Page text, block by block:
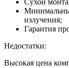
Сухой
излучения;
Гарантия
Недостатки:
Высокая цена